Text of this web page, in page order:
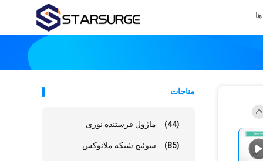
مناجات
ماژول فرستنده نوری (44)
سوئیچ شبکه ملانوکس (85)